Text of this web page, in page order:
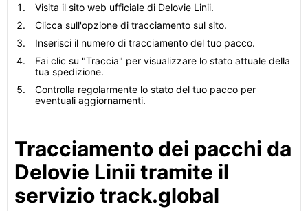
Visita il sito web ufficiale di Delovie Linii.
Clicca sull'opzione di tracciamento sul sito.
Inserisci il numero di tracciamento del tuo pacco.
Fai clic su "Traccia" per visualizzare lo stato attuale della
tua spedizione.
Controlla regolarmente lo stato del tuo pacco per
eventuali aggiornamenti.
Tracciamento dei pacchi da
Delovie Linii tramite il
servizio track.global